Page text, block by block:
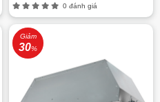
0 đánh giá
Giảm
30%